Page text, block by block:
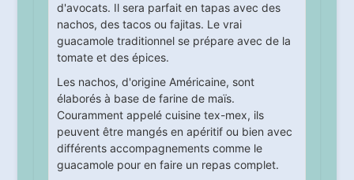
d'avocats. Il sera parfait en tapas avec des
nachos, des tacos ou fajitas. Le vrai
guacamole traditionnel se prépare avec de la
tomate et des épices.
Les nachos, d'origine Américaine, sont
élaborés à base de farine de maïs.
Couramment appelé cuisine tex-mex, ils
peuvent être mangés en apéritif ou bien avec
différents accompagnements comme le
guacamole pour en faire un repas complet.